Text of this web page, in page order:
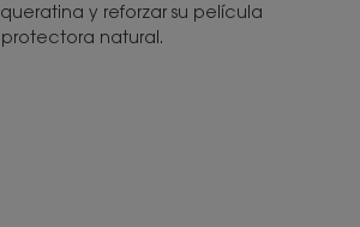
queratina y reforzar su película
protectora natural.